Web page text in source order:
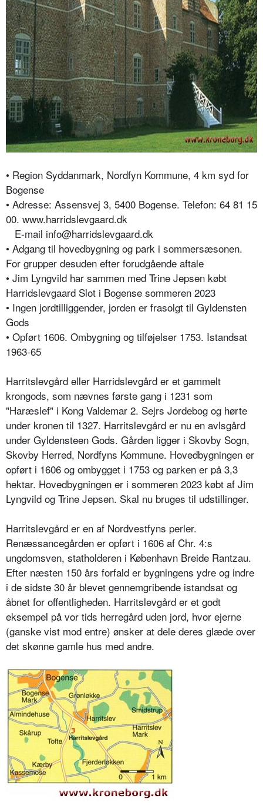
• Region Syddanmark, Nordfyn Kommune, 4 km syd for
Bogense
• Adresse: Assensvej 3, 5400 Bogense. Telefon: 64 81 15
00. www.harridslevgaard.dk
E-mail info@harridslevgaard.dk
• Adgang til hovedbygning og park i sommersæsonen.
For grupper desuden efter forudgående aftale
• Jim Lyngvild har sammen med Trine Jepsen købt
Harridslevgaard Slot i Bogense sommeren 2023
• Ingen jordtilliggender, jorden er frasolgt til Gyldensten
Gods
• Opført 1606. Ombygning og tilføjelser 1753. Istandsat
1963-65
Harritslevgård eller Harridslevgård er et gammelt
krongods, som nævnes første gang i 1231 som
"Haræslef" i Kong Valdemar 2. Sejrs Jordebog og hørte
under kronen til 1327. Harritslevgård er nu en avlsgård
under Gyldensteen Gods. Gården ligger i Skovby Sogn,
Skovby Herred, Nordfyns Kommune. Hovedbygningen er
opført i 1606 og ombygget i 1753 og parken er på 3,3
hektar. Hovedbygningen er i sommeren 2023 købt af Jim
Lyngvild og Trine Jepsen. Skal nu bruges til udstillinger.
Harritslevgård er en af Nordvestfyns perler.
Renæssancegården er opført i 1606 af Chr. 4:s
ungdomsven, statholderen i København Breide Rantzau.
Efter næsten 150 års forfald er bygningens ydre og indre
i de sidste 30 år blevet gennemgribende istandsat og
åbnet for offentligheden. Harritslevgård er et godt
eksempel på vor tids herregård uden jord, hvor ejerne
(ganske vist mod entre) ønsker at dele deres glæde over
det skønne gamle hus med andre.